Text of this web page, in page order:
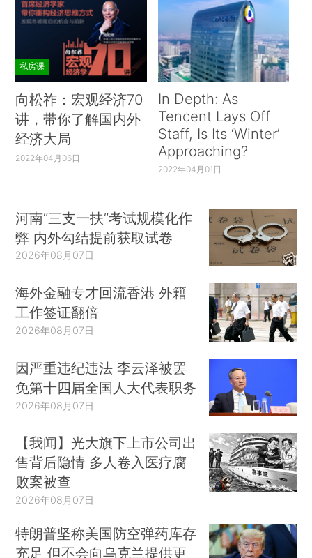
私房课
向松祚：宏观经济70
讲，带你了解国内外
经济大局
2022年04月06日
In Depth: As
Tencent Lays Off
Staff, Is Its ‘Winter’
Approaching?
2022年04月01日
河南“三支一扶”考试规模化作
弊 内外勾结提前获取试卷
2026年08月07日
海外金融专才回流香港 外籍
工作签证翻倍
2026年08月07日
因严重违纪违法 李云泽被罢
免第十四届全国人大代表职务
2026年08月07日
【我闻】光大旗下上市公司出
售背后隐情 多人卷入医疗腐
败案被查
2026年08月07日
特朗普坚称美国防空弹药库存
充足 但不会向乌克兰提供更